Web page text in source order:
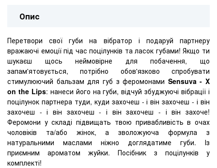
Опис
Перетвори свої губи на вібратор і подаруй партнеру
вражаючі емоції під час поцілунків та ласок губами! Якщо ти
шукаєш щось неймовірне для побачення, що
запам'ятовується, потрібно обов'язково спробувати
стимулюючий бальзам для губ з феромонами Sensuva - X
on the Lips: нанеси його на губи, відчуй збуджуючі вібрації і
поцілунок партнера туди, куди захочеш - і він захочеш - і він
захочеш - і він захочеш - і він захочеш - і він захоче!
Феромони у складі підвищать твою привабливість в очах
чоловіків та/або жінок, а зволожуюча формула з
натуральними маслами ніжно доглядатиме губи. Із
приємним ароматом жуйки. Посібник з поцілунків у
комплекті!